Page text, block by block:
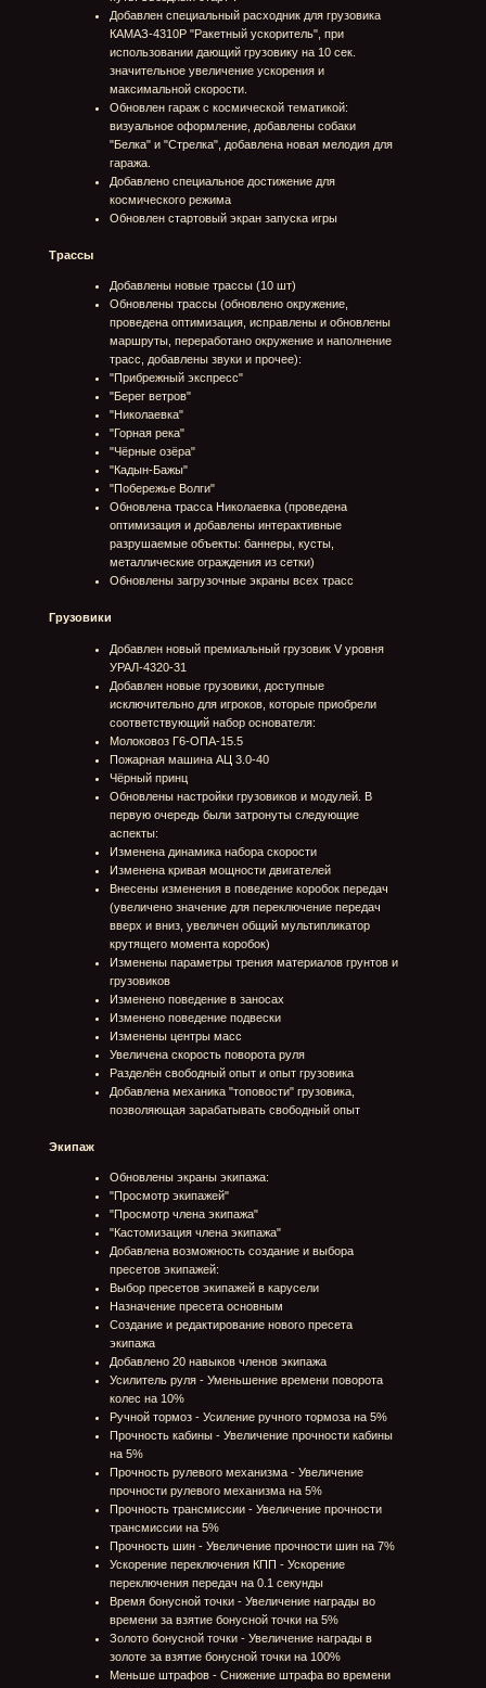
Усилитель руля - Уменьшение времени поворота
Ручной тормоз - Усиление ручного тормоза на 5%
Прочность кабины - Увеличение прочности кабины
Прочность рулевого механизма - Увеличение
прочности рулевого механизма на 5%
Прочность трансмиссии - Увеличение прочности
Прочность шин - Увеличение прочности шин на 7%
Ускорение переключения КПП - Ускорение
Время бонусной точки - Увеличение награды во
времени за взятие бонусной точки на 5%
Золото бонусной точки - Увеличение награды в
золоте за взятие бонусной точки на 100%
Меньше штрафов - Снижение штрафа во времени
результату заезда +7%
Бонус опыта III - Бонус к заработанному опыту по
Бонус серебра I - Бонус к заработанным кредитам
по результату заезда +5%
Бонус серебра II - Бонус к заработанным кредитам
Бонус серебра III - Бонус к заработанным кредитам
по результату заезда +10%.
Маркер бонусных точек - Увеличение дальности
появления маркера бонусных точек +20 метров
Маркер контрольных точек - Увеличение дальности
появления маркера обязательных контрольных
Подкрученные обороты - Бонус к разгону и
проходимости +2%
Перегазовка - Бонус к разгону и проходимости +2%
Добавлены новые члены экипажа со своими
навыками:
Командир - Алексей Колобов
Механик - Инга Беспалова
Добавлен спонсор Фоксхаунд
экипажа в гараже
спонсоров экипажа
Обновлен экран снаряжения. Добавлена механика
покупки снаряжения установки / снятия их в / из
заезда
Добавлена визуализация изменения параметров
грузовика в зависимости от выбранного в заезд
снаряжения
Добавлены уведомления на включение
автопополнения снаряжения и результат
Добавлено новое снаряжение:
"Цельнолитые шины" - Увеличивает на 100%
прочность всех колес
"Армированные шины" - Увеличивает на 20%
прочность всех колес
"Композитный каркас" - Увеличивает на 100%
"Каркасный усилитель"- Увеличивает на 20%
прочность всех модулей, кроме колес
"Прямоточная выхлопная система"- Увеличивает
на 10% мощность двигателя
"Спортивное сцепление"- Увеличивает на 10%
максимальную скорость
максимальную скорость
"Аэродинамический обвес"- Увеличивает на 5%
мощность двигателя
Реализовано сопротивление воды с учетом
скорости потока и глубины погружения. Техника
течением воды по его направлению.
Визуальные эффекты (VFX)
Добавлен старт "Метеора" при выезде на пляж
Добавлены чайки в прибрежных зонах Волги
Добавлен проезд поезда на Романовском мосту
Добавлен пролет самолёта на трассах у Волги
Добавлено отображение эффекта ускорения у
других игроков в заезде
Добавлен эффект перегрева двигателя машины. В
и из радиатора начинает идти белый пар, до тех
пор пока машина не будет отремонтирована.
Добавлен эффект повреждения двигателя машины.
В зависимости от уровня повреждений выхлопной
дым становится чёрным и более плотным, до тех
пор пока машина не будет отремонтирована.
Обновлены эффекты капель воды при езде по
грязи
Обновлены эффекты капель воды на лобовом
графики
Обновлены эффекты горячего воздуха над
Обновлены эффекты ускорителей (увеличена
плотность дыма, эффект лучше привязан к
грузовикам)
Обновлены эффекты бонусных точек (дымов)
Исправлено: Эффекты грунтов на трассе
Николаевка
Премиум аккаунт
Добавлена возможность приобретения премиум
аккаунта в игровом магазине
Добавлено отображение статуса премиум аккаунта
Добавлено влияние премиум аккаунт на